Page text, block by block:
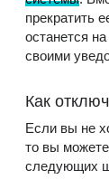
прекратить
останется
своими
Как
Если вы не
то вы
следующих